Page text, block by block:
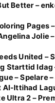
Better –
Pages
Jolie
United –
Starttid Idag
– Spelare
Al-Ittihad
Ultra 2 –